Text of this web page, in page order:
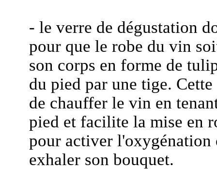
- le verre de dégustation
pour que le robe du vin
son corps en forme de
du pied par une tige.
de chauffer le vin en
pied et facilite la mise en
pour activer l'oxygénation
exhaler son bouquet.